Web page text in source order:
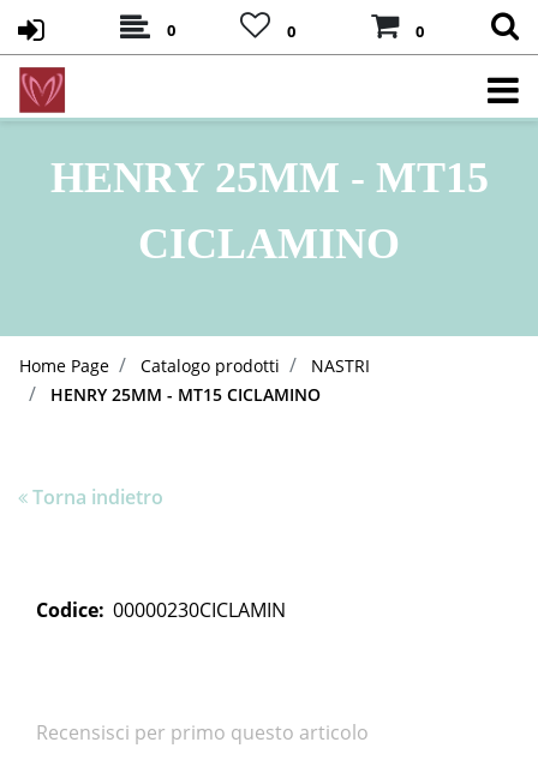
0 0 0
HENRY 25MM - MT15
CICLAMINO
Home Page Catalogo prodotti
NASTRI
HENRY 25MM - MT15 CICLAMINO
Torna indietro
Codice: 00000230CICLAMIN
Recensisci per primo questo articolo